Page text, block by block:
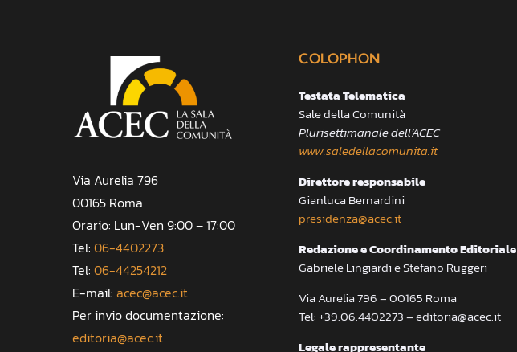
Via Aurelia 796
00165 Roma
Orario: Lun-Ven 9:00 – 17:00
Tel: 06-4402273
Tel: 06-44254212
E-mail: acec@acec.it
Per invio documentazione:
editoria@acec.it
COLOPHON
Testata Telematica
Sale della Comunità
Plurisettimanale dell’ACEC
www.saledellacomunita.it
Direttore responsabile
Gianluca Bernardini
presidenza@acec.it
Redazione e Coordinamento Editoriale
Gabriele Lingiardi e Stefano Ruggeri
Via Aurelia 796 – 00165 Roma
Tel: +39.06.4402273 – editoria@acec.it
Legale rappresentante